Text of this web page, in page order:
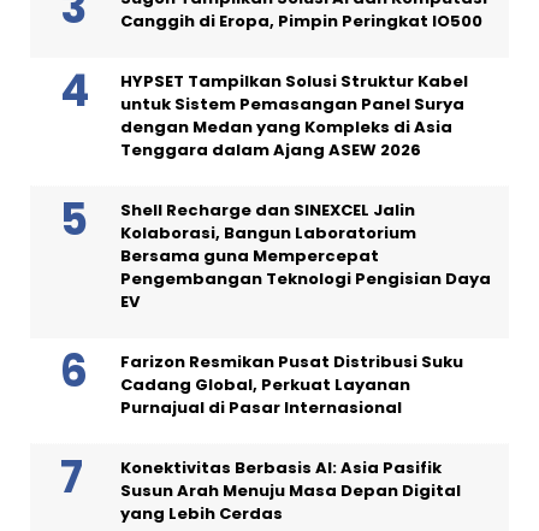
Canggih di Eropa, Pimpin Peringkat IO500
HYPSET Tampilkan Solusi Struktur Kabel
untuk Sistem Pemasangan Panel Surya
dengan Medan yang Kompleks di Asia
Tenggara dalam Ajang ASEW 2026
Shell Recharge dan SINEXCEL Jalin
Kolaborasi, Bangun Laboratorium
Bersama guna Mempercepat
Pengembangan Teknologi Pengisian Daya
EV
Farizon Resmikan Pusat Distribusi Suku
Cadang Global, Perkuat Layanan
Purnajual di Pasar Internasional
Konektivitas Berbasis AI: Asia Pasifik
Susun Arah Menuju Masa Depan Digital
yang Lebih Cerdas